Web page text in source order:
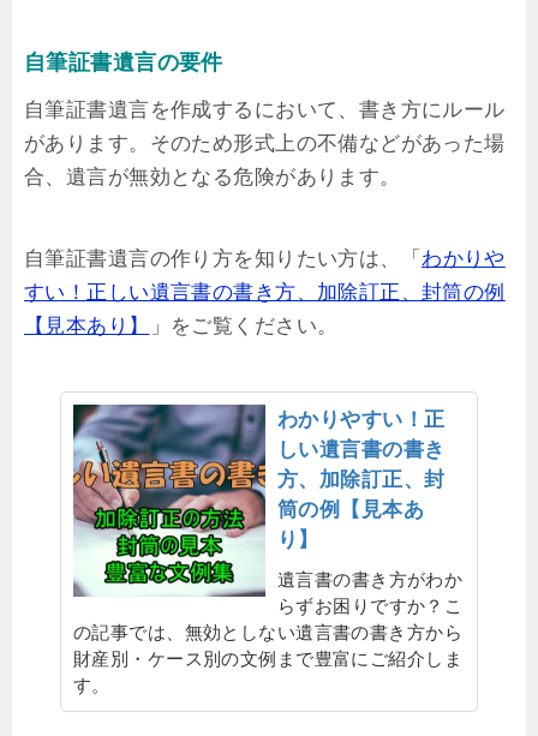
自筆証書遺言の要件
自筆証書遺言を作成するにおいて、書き方にルール
があります。そのため形式上の不備などがあった場
合、遺言が無効となる危険があります。
自筆証書遺言の作り方を知りたい方は、「わかりや
すい！正しい遺言書の書き方、加除訂正、封筒の例
【見本あり】
」をご覧ください。
わかりやすい！正
しい遺言書の書き
方、加除訂正、封
筒の例【見本あ
り】
遺言書の書き方がわか
らずお困りですか？こ
の記事では、無効としない遺言書の書き方から
財産別・ケース別の文例まで豊富にご紹介しま
す。